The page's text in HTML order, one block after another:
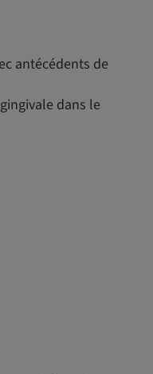
antécédents de
dans le